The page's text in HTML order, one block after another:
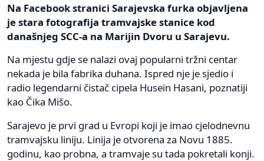
Na Facebook stranici Sarajevska furka objavljena
je stara fotografija tramvajske stanice kod
današnjeg SCC-a na Marijin Dvoru u Sarajevu.
Na mjestu gdje se nalazi ovaj popularni tržni centar
nekada je bila fabrika duhana. Ispred nje je sjedio i
radio legendarni čistač cipela Husein Hasani, poznatiji
kao Čika Mišo.
Sarajevo je prvi grad u Evropi koji je imao cjelodnevnu
tramvajsku liniju. Linija je otvorena za Novu 1885.
godinu, kao probna, a tramvaje su tada pokretali konji.